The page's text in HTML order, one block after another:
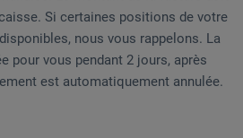
Si certaines positions de votre
nous vous rappelons. La
pour vous pendant 2 jours, après
est automatiquement annulée.